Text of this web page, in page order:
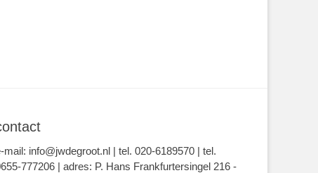
mail: info@jwdegroot.nl | tel. 020-6189570 | tel.
777206 | adres: P. Hans Frankfurtersingel 216 -